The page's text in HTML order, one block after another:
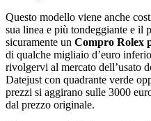
Questo modello viene anche
sua linea e più tondeggiante e il
sicuramente un Compro Rolex
di qualche migliaio d’euro
rivolgervi al mercato dell’usato
Datejust con quadrante verde
prezzi si aggirano sulle 3000
dal prezzo originale.